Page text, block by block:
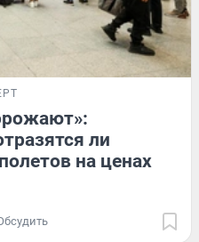
ли
на ценах